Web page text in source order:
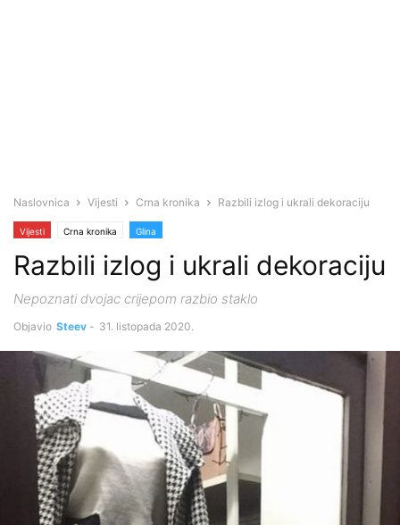
Naslovnica Vijesti Crna kronika Razbili izlog i ukrali dekoraciju
Vijesti Crna kronika Glina
Razbili izlog i ukrali dekoraciju
Nepoznati dvojac crijepom razbio staklo
Objavio Steev - 31. listopada 2020.